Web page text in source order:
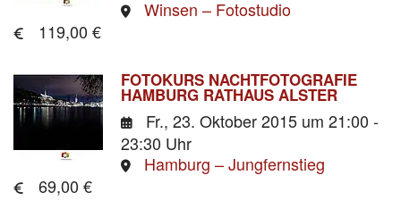
Winsen – Fotostudio
119,00 €
FOTOKURS NACHTFOTOGRAFIE
HAMBURG RATHAUS ALSTER
Fr., 23. Oktober 2015 um 21:00 -
23:30 Uhr
Hamburg – Jungfernstieg
69,00 €